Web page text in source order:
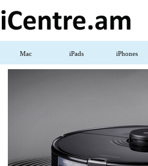
Mac iPads iPhones